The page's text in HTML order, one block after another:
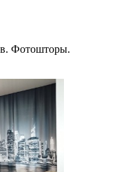
Фотошторы.